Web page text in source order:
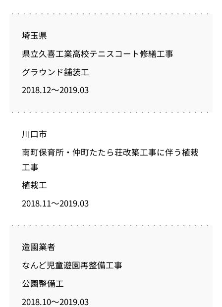
埼玉県
県立久喜工業高校テニスコート修繕工事
グラウンド舗装工
2018.12～2019.03
川口市
南町保育所・仲町たたら荘改築工事に伴う植栽
工事
植栽工
2018.11～2019.03
造園業者
なんど児童遊園再整備工事
公園整備工
2018.10～2019.03